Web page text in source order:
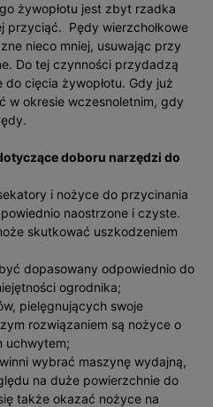
żywopłotu jest zbyt rzadka
przyciąć. Pędy wierzchołkowe
nieco mniej, usuwając przy
Do tej czynności przydadzą
cięcia żywopłotu. Gdy już
w okresie wczesnoletnim, gdy
doboru narzędzi do
i nożyce do przycinania
naostrzone i czyste.
skutkować uszkodzeniem
dopasowany odpowiednio do
ogrodnika;
pielęgnujących swoje
rozwiązaniem są nożyce o
uchwytem;
wybrać maszynę wydajną,
na duże powierzchnie do
także okazać nożyce na